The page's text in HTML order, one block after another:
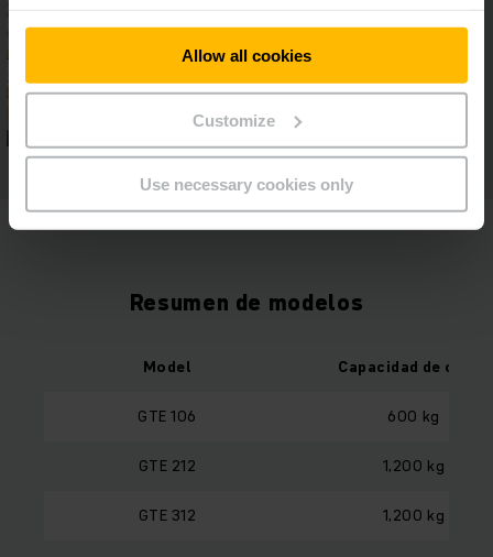
Allow all cookies
Customize
Use necessary cookies only
Resumen de modelos
Model Capacidad de carga
GTE 106 600 kg
GTE 212 1,200 kg
GTE 312 1,200 kg